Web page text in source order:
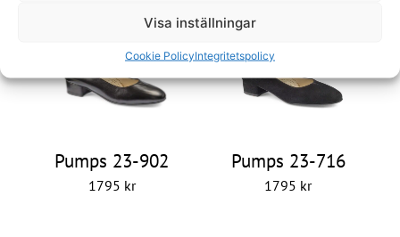
Visa inställningar
Cookie PolicyIntegritetspolicy
Pumps 23-716
1795 kr
Pumps 23-902
1795 kr